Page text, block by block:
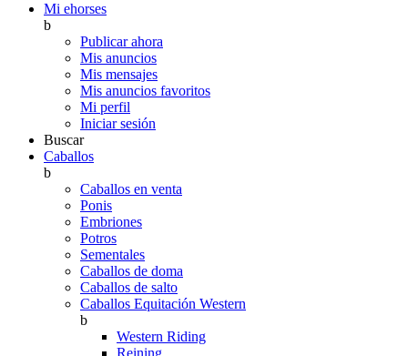
Mi ehorses
b
Publicar ahora
Mis anuncios
Mis mensajes
Mis anuncios favoritos
Mi perfil
Iniciar sesión
Buscar
Caballos
b
Caballos en venta
Ponis
Embriones
Potros
Sementales
Caballos de doma
Caballos de salto
Caballos Equitación Western
b
Western Riding
Reining